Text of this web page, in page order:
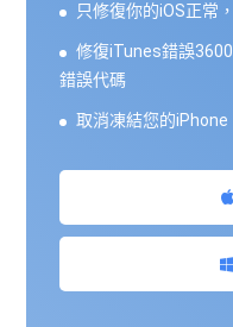
只修復你的iOS正常
修復iTunes錯誤
錯誤代碼
取消凍結您的